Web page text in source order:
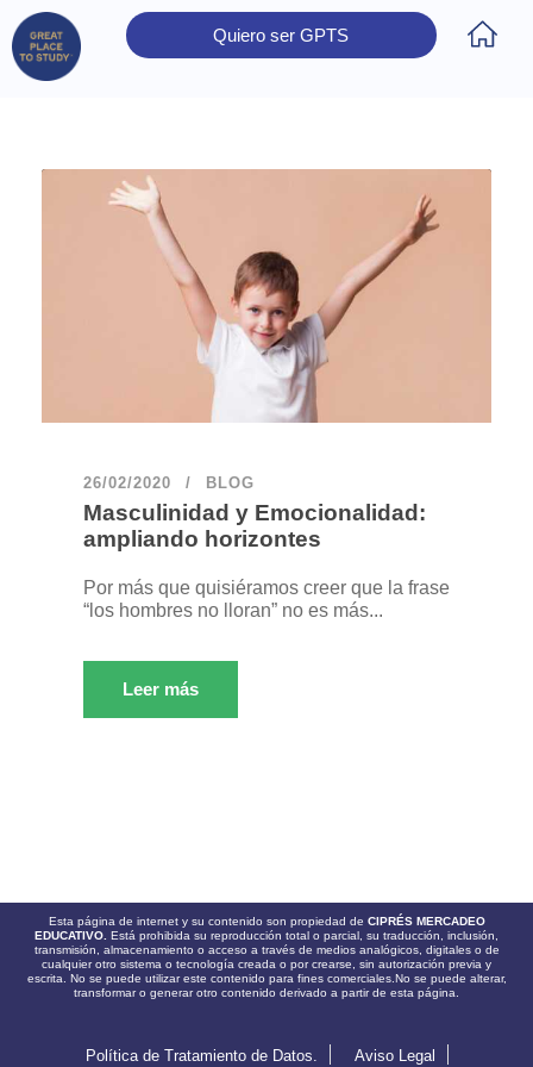
Quiero ser GPTS
26/02/2020 BLOG
Masculinidad y Emocionalidad:
ampliando horizontes
Por más que quisiéramos creer que la frase
“los hombres no lloran” no es más...
Leer más
Esta página de internet y su contenido son propiedad de CIPRÉS MERCADEO
EDUCATIVO. Está prohibida su reproducción total o parcial, su traducción, inclusión,
transmisión, almacenamiento o acceso a través de medios analógicos, digitales o de
cualquier otro sistema o tecnología creada o por crearse, sin autorización previa y
escrita. No se puede utilizar este contenido para fines comerciales.No se puede alterar,
transformar o generar otro contenido derivado a partir de esta página.
Política de Tratamiento de Datos. Aviso Legal